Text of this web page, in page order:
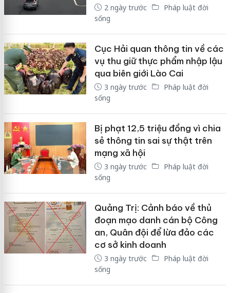
2 ngày trước
Pháp luật đời
sống
Cục Hải quan thông tin về các
vụ thu giữ thực phẩm nhập lậu
qua biên giới Lào Cai
3 ngày trước
Pháp luật đời
sống
Bị phạt 12,5 triệu đồng vì chia
sẻ thông tin sai sự thật trên
mạng xã hội
3 ngày trước
Pháp luật đời
sống
Quảng Trị: Cảnh báo về thủ
đoạn mạo danh cán bộ Công
an, Quân đội để lừa đảo các
cơ sở kinh doanh
3 ngày trước
Pháp luật đời
sống